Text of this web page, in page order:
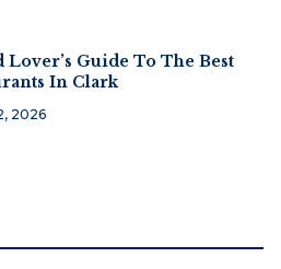
Lover’s Guide To The Best
In Clark
2026